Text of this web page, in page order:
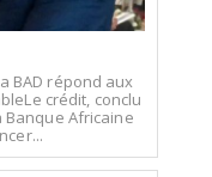
BAD répond aux
crédit, conclu
Banque Africaine